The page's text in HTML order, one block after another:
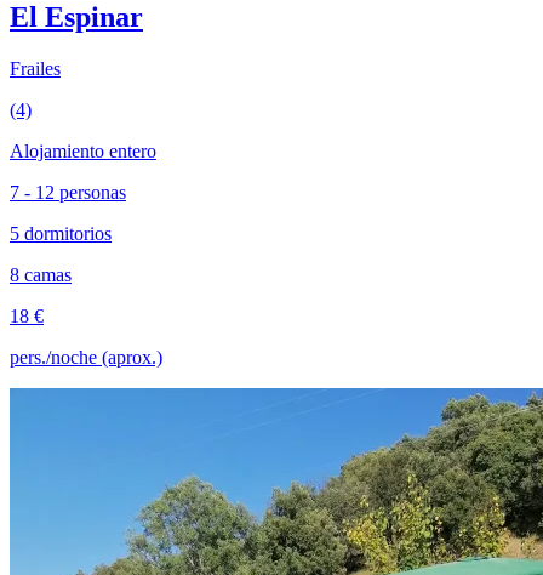
El Espinar
Frailes
(4)
Alojamiento entero
7 - 12 personas
5 dormitorios
8 camas
18 €
pers./noche (aprox.)